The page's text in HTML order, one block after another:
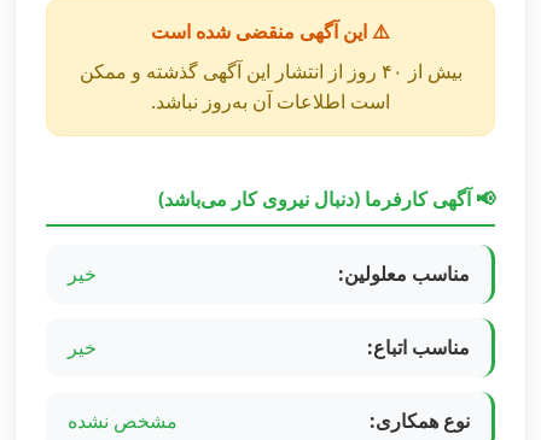
⚠️ این آگهی منقضی شده است
بیش از ۴۰ روز از انتشار این آگهی گذشته و ممکن
است اطلاعات آن به‌روز نباشد.
📢 آگهی کارفرما (دنبال نیروی کار می‌باشد)
مناسب معلولین: خیر
مناسب اتباع: خیر
نوع همکاری: مشخص نشده